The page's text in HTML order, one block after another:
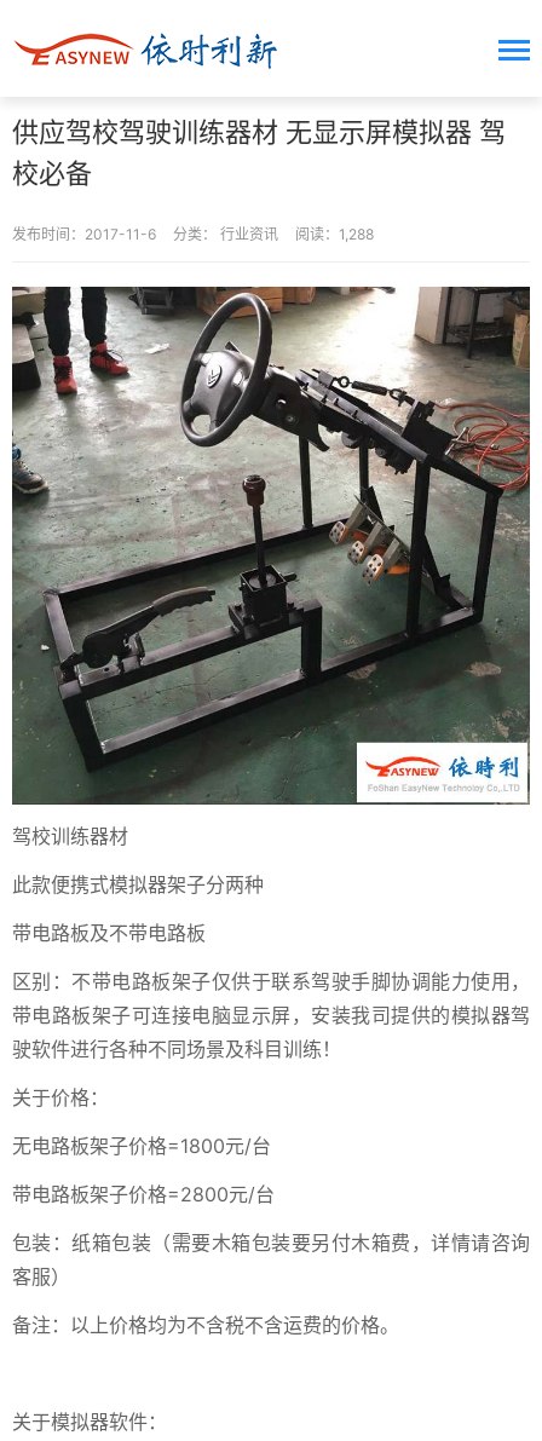
供应驾校驾驶训练器材 无显示屏模拟器 驾
校必备
发布时间：2017-11-6 分类： 行业资讯 阅读：1,288
驾校训练器材
此款便携式模拟器架子分两种
带电路板及不带电路板
区别：不带电路板架子仅供于联系驾驶手脚协调能力使用，
带电路板架子可连接电脑显示屏，安装我司提供的模拟器驾
驶软件进行各种不同场景及科目训练！
关于价格：
无电路板架子价格=1800元/台
带电路板架子价格=2800元/台
包装：纸箱包装（需要木箱包装要另付木箱费，详情请咨询
客服）
备注：以上价格均为不含税不含运费的价格。
关于模拟器软件：